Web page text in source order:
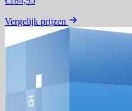
Vergelijk prijzen